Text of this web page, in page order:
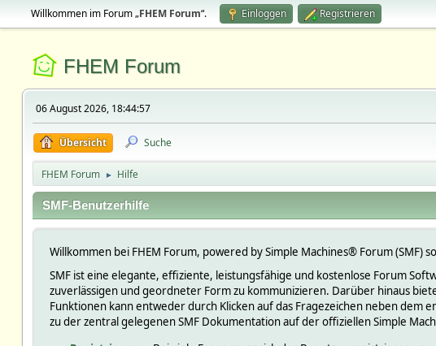
Willkommen im Forum „FHEM Forum“. Einloggen Registrieren
FHEM Forum
06 August 2026, 18:44:57
Übersicht Suche
FHEM Forum ► Hilfe
SMF-Benutzerhilfe
Willkommen bei FHEM Forum, powered by Simple Machines® Forum (SMF)
SMF ist eine elegante, effiziente, leistungsfähige und kostenlose Forum
zuverlässigen und geordneter Form zu kommunizieren. Darüber hinaus
Funktionen kann entweder durch Klicken auf das Fragezeichen neben
zu der zentral gelegenen SMF Dokumentation auf der offiziellen Simple